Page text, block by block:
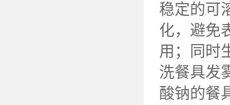
稳定的可
化，避免
用；同时
洗餐具发
酸钠的餐